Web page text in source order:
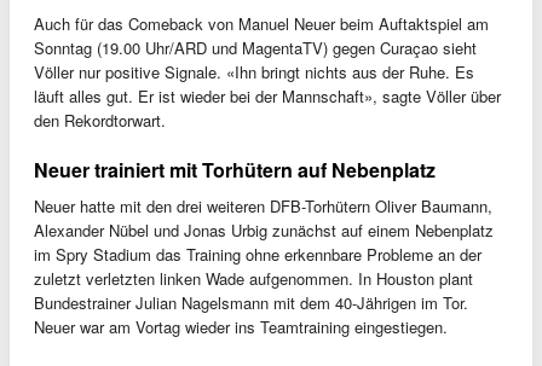
Auch für das Comeback von Manuel Neuer beim Auftaktspiel am
Sonntag (19.00 Uhr/ARD und MagentaTV) gegen Curaçao sieht
Völler nur positive Signale. «Ihn bringt nichts aus der Ruhe. Es
läuft alles gut. Er ist wieder bei der Mannschaft», sagte Völler über
den Rekordtorwart.
Neuer trainiert mit Torhütern auf Nebenplatz
Neuer hatte mit den drei weiteren DFB-Torhütern Oliver Baumann,
Alexander Nübel und Jonas Urbig zunächst auf einem Nebenplatz
im Spry Stadium das Training ohne erkennbare Probleme an der
zuletzt verletzten linken Wade aufgenommen. In Houston plant
Bundestrainer Julian Nagelsmann mit dem 40-Jährigen im Tor.
Neuer war am Vortag wieder ins Teamtraining eingestiegen.